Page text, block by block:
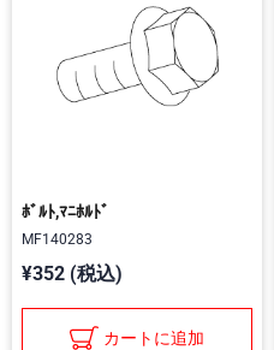
ﾎﾞﾙﾄ,ﾏﾆﾎﾙﾄﾞ
MF140283
¥352 (税込)
カートに追加